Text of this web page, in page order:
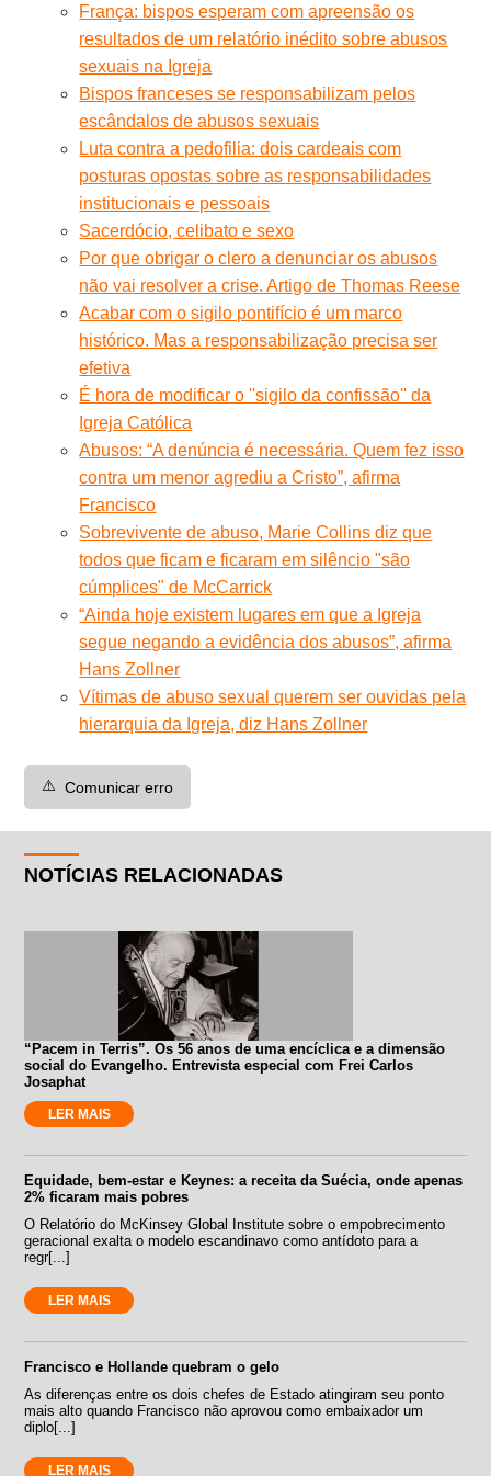
França: bispos esperam com apreensão os
resultados de um relatório inédito sobre abusos
sexuais na Igreja
Bispos franceses se responsabilizam pelos
escândalos de abusos sexuais
Luta contra a pedofilia: dois cardeais com
posturas opostas sobre as responsabilidades
institucionais e pessoais
Sacerdócio, celibato e sexo
Por que obrigar o clero a denunciar os abusos
não vai resolver a crise. Artigo de Thomas Reese
Acabar com o sigilo pontifício é um marco
histórico. Mas a responsabilização precisa ser
efetiva
É hora de modificar o ''sigilo da confissão'' da
Igreja Católica
Abusos: “A denúncia é necessária. Quem fez isso
contra um menor agrediu a Cristo”, afirma
Francisco
Sobrevivente de abuso, Marie Collins diz que
todos que ficam e ficaram em silêncio "são
cúmplices" de McCarrick
“Ainda hoje existem lugares em que a Igreja
segue negando a evidência dos abusos”, afirma
Hans Zollner
Vítimas de abuso sexual querem ser ouvidas pela
hierarquia da Igreja, diz Hans Zollner
⚠️ Comunicar erro
NOTÍCIAS RELACIONADAS
“Pacem in Terris”. Os 56 anos de uma encíclica e a dimensão
social do Evangelho. Entrevista especial com Frei Carlos
Josaphat
LER MAIS
Equidade, bem-estar e Keynes: a receita da Suécia, onde apenas
2% ficaram mais pobres
O Relatório do McKinsey Global Institute sobre o empobrecimento
geracional exalta o modelo escandinavo como antídoto para a
regr[...]
LER MAIS
Francisco e Hollande quebram o gelo
As diferenças entre os dois chefes de Estado atingiram seu ponto
mais alto quando Francisco não aprovou como embaixador um
diplo[...]
LER MAIS